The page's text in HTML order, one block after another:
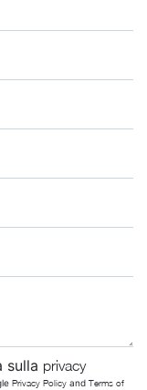
sulla privacy
Privacy Policyand Terms of